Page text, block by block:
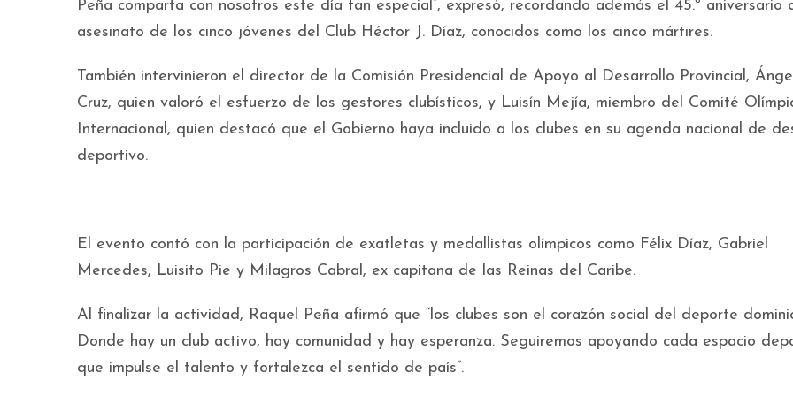
Peña comparta con nosotros este día tan especial”, expresó, recordando además el 45.º aniversario
asesinato de los cinco jóvenes del Club Héctor J. Díaz, conocidos como los cinco mártires.
También intervinieron el director de la Comisión Presidencial de Apoyo al Desarrollo Provincial,
Cruz, quien valoró el esfuerzo de los gestores clubísticos, y Luisín Mejía, miembro del Comité
Internacional, quien destacó que el Gobierno haya incluido a los clubes en su agenda nacional de
deportivo.
El evento contó con la participación de exatletas y medallistas olímpicos como Félix Díaz, Gabriel
Mercedes, Luisito Pie y Milagros Cabral, ex capitana de las Reinas del Caribe.
Al finalizar la actividad, Raquel Peña afirmó que “los clubes son el corazón social del deporte
Donde hay un club activo, hay comunidad y hay esperanza. Seguiremos apoyando cada espacio
que impulse el talento y fortalezca el sentido de país”.